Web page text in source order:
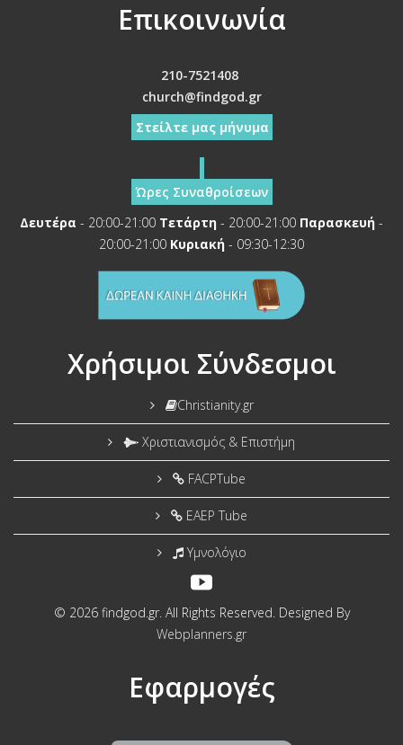
Επικοινωνία
210-7521408
church@findgod.gr
Στείλτε μας μήνυμα
Ώρες Συναθροίσεων
Δευτέρα - 20:00-21:00 Τετάρτη - 20:00-21:00 Παρασκευή -
20:00-21:00 Κυριακή - 09:30-12:30
Χρήσιμοι Σύνδεσμοι
Christianity.gr
Χριστιανισμός & Επιστήμη
FACPTube
EAEP Tube
Υμνολόγιο
© 2026 findgod.gr. All Rights Reserved. Designed By
Webplanners.gr
Εφαρμογές